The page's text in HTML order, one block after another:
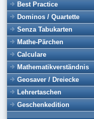
Best Practice
Dominos / Quartette
Senza Tabukarten
Mathe-Pärchen
Calculare
Mathematikverständnis
Geosaver / Dreiecke
Lehrertaschen
Geschenkedition